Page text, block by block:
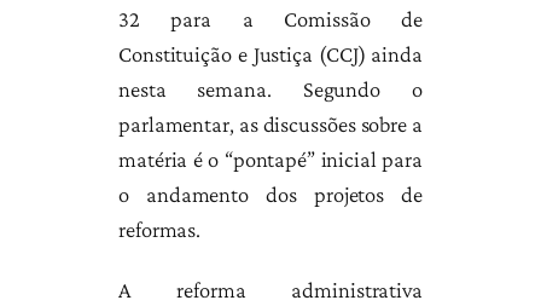
32 para a Comissão de
Constituição e Justiça (CCJ) ainda
nesta semana. Segundo o
parlamentar, as discussões sobre a
matéria é o “pontapé” inicial para
o andamento dos projetos de
reformas.
A reforma administrativa